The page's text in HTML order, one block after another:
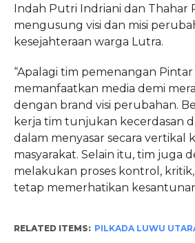
Indah Putri Indriani dan Thahar
mengusung visi dan misi
kesejahteraan warga Lutra.
“Apalagi tim pemenangan Pintar
memanfaatkan media demi
dengan brand visi perubahan.
kerja tim tunjukan kecerdasan
dalam menyasar secara vertikal
masyarakat. Selain itu, tim juga
melakukan proses kontrol,
tetap memerhatikan
RELATED ITEMS: PILKADA LUWU